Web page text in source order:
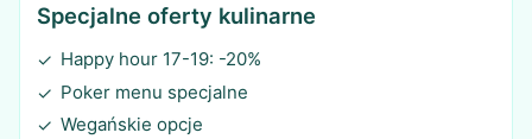
Specjalne oferty kulinarne
✓ Happy hour 17-19: -20%
✓ Poker menu specjalne
✓ Wegańskie opcje